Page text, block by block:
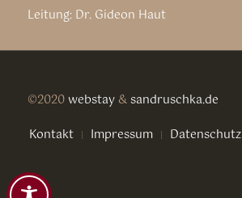
Leitung: Dr. Gideon Haut
©2020 webstay&sandruschka.de
Kontakt
Impressum Datenschutz